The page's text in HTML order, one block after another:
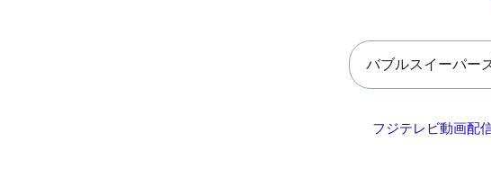
フジテレビ動画配